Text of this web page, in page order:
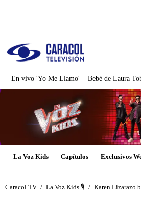
En vivo 'Yo Me Llamo' Bebé de Laura
La Voz Kids Capítulos Exclusivos
Caracol TV / La Voz Kids 🎙️ / Karen Lizarazo